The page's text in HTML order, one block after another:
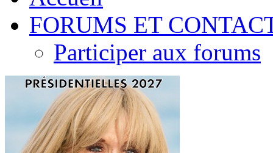
FORUMS ET
Participer aux forums